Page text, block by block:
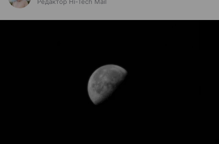
Редактор Hi-Tech Mail